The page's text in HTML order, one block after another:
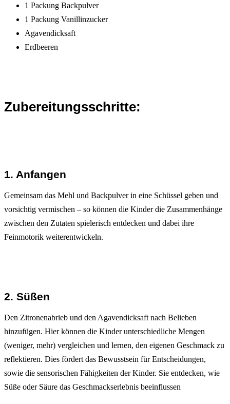
1 Packung Backpulver
1 Packung Vanillinzucker
Agavendicksaft
Erdbeeren
Zubereitungsschritte:
1. Anfangen
Gemeinsam das Mehl und Backpulver in eine Schüssel geben und
vorsichtig vermischen – so können die Kinder die Zusammenhänge
zwischen den Zutaten spielerisch entdecken und dabei ihre
Feinmotorik weiterentwickeln.
2. Süßen
Den Zitronenabrieb und den Agavendicksaft nach Belieben
hinzufügen. Hier können die Kinder unterschiedliche Mengen
(weniger, mehr) vergleichen und lernen, den eigenen Geschmack zu
reflektieren. Dies fördert das Bewusstsein für Entscheidungen,
sowie die sensorischen Fähigkeiten der Kinder. Sie entdecken, wie
Süße oder Säure das Geschmackserlebnis beeinflussen